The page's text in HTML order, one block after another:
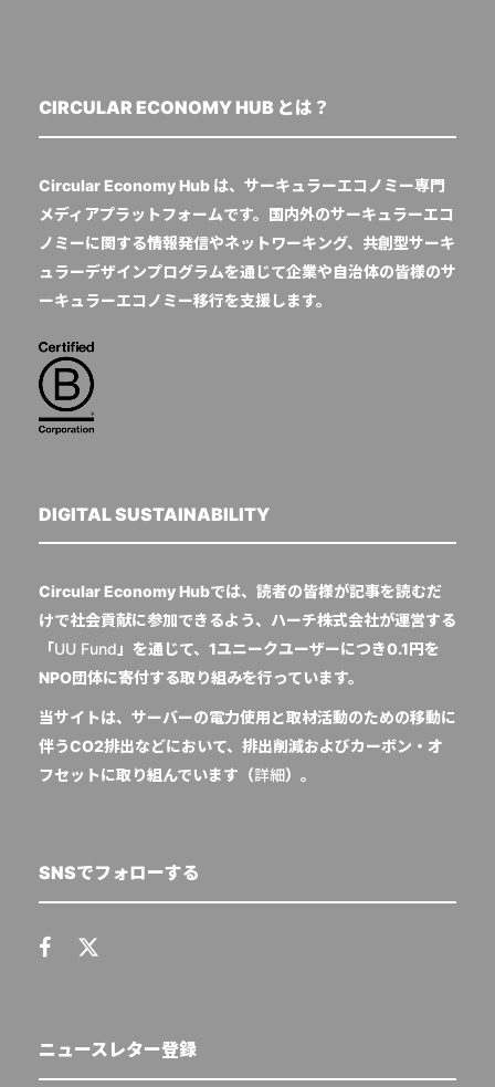
CIRCULAR ECONOMY HUB とは？
Circular Economy Hub は、サーキュラーエコノミー専門
メディアプラットフォームです。国内外のサーキュラーエコ
ノミーに関する情報発信やネットワーキング、共創型サーキ
ュラーデザインプログラムを通じて企業や自治体の皆様のサ
ーキュラーエコノミー移行を支援します。
DIGITAL SUSTAINABILITY
Circular Economy Hubでは、読者の皆様が記事を読むだ
けで社会貢献に参加できるよう、ハーチ株式会社が運営する
「UU Fund 」を通じて、1ユニークユーザーにつき0.1円を
NPO団体に寄付する取り組みを行っています。
当サイトは、サーバーの電力使用と取材活動のための移動に
伴うCO2排出などにおいて、排出削減およびカーボン・オ
フセットに取り組んでいます（詳細）。
SNSでフォローする
ニュースレター登録